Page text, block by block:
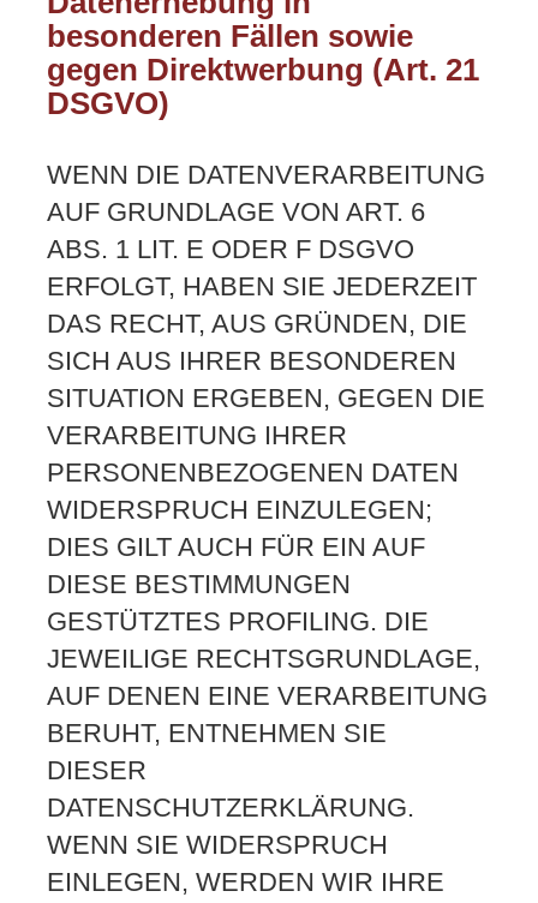
besonderen Fällen sowie
gegen Direktwerbung (Art. 21
DSGVO)
WENN DIE DATENVERARBEITUNG
AUF GRUNDLAGE VON ART. 6
ABS. 1 LIT. E ODER F DSGVO
ERFOLGT, HABEN SIE JEDERZEIT
DAS RECHT, AUS GRÜNDEN, DIE
SICH AUS IHRER BESONDEREN
SITUATION ERGEBEN, GEGEN DIE
VERARBEITUNG IHRER
PERSONENBEZOGENEN DATEN
WIDERSPRUCH EINZULEGEN;
DIES GILT AUCH FÜR EIN AUF
DIESE BESTIMMUNGEN
GESTÜTZTES PROFILING. DIE
JEWEILIGE RECHTSGRUNDLAGE,
AUF DENEN EINE VERARBEITUNG
BERUHT, ENTNEHMEN SIE
DIESER
DATENSCHUTZERKLÄRUNG.
WENN SIE WIDERSPRUCH
EINLEGEN, WERDEN WIR IHRE